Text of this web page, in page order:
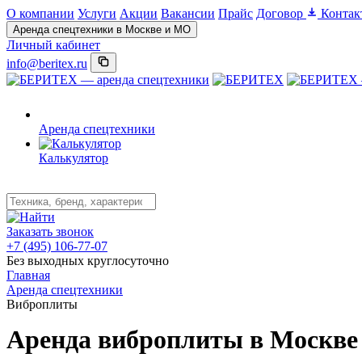
О компании Услуги Акции Вакансии Прайс Договор
Аренда спецтехники в Москве и МО
Личный кабинет
info@beritex.ru
Аренда спецтехники
Калькулятор
Заказать звонок
+7 (495) 106-77-07
Без выходных круглосуточно
Главная
Аренда спецтехники
Виброплиты
Аренда виброплиты в Москве